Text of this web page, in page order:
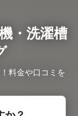
・洗濯槽
料金や口コミを